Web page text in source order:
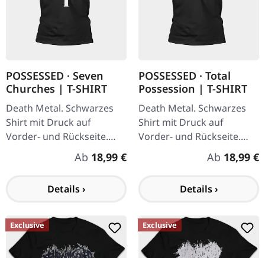
POSSESSED · Seven
Churches | T-SHIRT
Death Metal. Schwarzes
Shirt mit Druck auf
Vorder- und Rückseite.
100% Baumwolle. Das
Debütalbum von
Churches", ist ein…
Regulärer Preis:
Ab 18,99 €
Details ›
POSSESSED · Total
Possession | T-SHIRT
Death Metal. Schwarzes
Shirt mit Druck auf
Vorder- und Rückseite.
100% Baumwolle.Regulärer
Ab 18,99 €
Details ›
Exclusive Exclusive